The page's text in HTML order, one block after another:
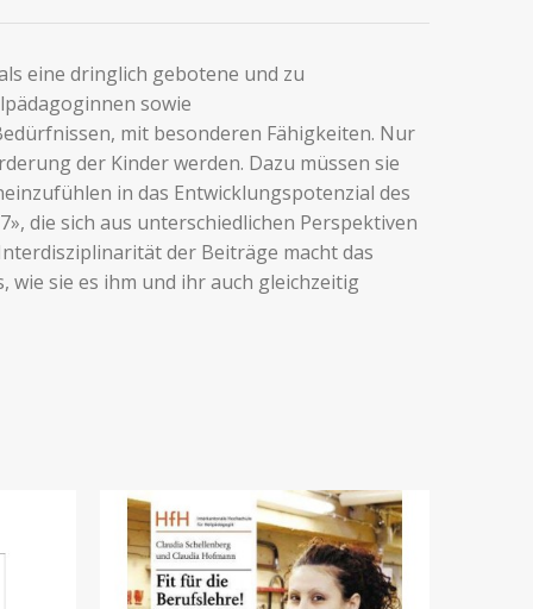
eine dringlich gebotene und zu
sowie
mit besonderen Fähigkeiten. Nur
der Kinder werden. Dazu müssen sie
in das Entwicklungspotenzial des
die sich aus unterschiedlichen Perspektiven
der Beiträge macht das
wie sie es ihm und ihr auch gleichzeitig